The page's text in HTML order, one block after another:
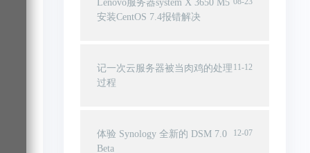
Lenovo服务器system X 3650 M5
安装CentOS 7.4报错解决
11-12
记一次云服务器被当肉鸡的处理
过程
12-07
体验 Synology 全新的 DSM 7.0
Beta